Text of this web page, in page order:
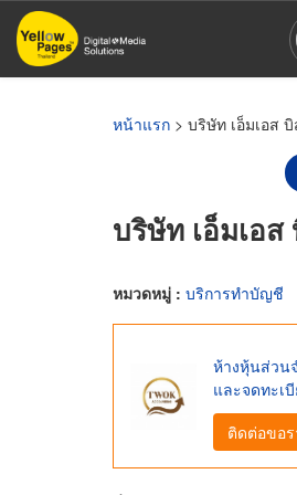
ข้าม
ไป
หน้าแรก > บริษัท เอ็มเอส
บริษัท เอ็มเอ
หมวดหมู่ : บริการทำบัญชี
ห้างหุ้นส่วน
และจดทะเ
ติดต่อขอร